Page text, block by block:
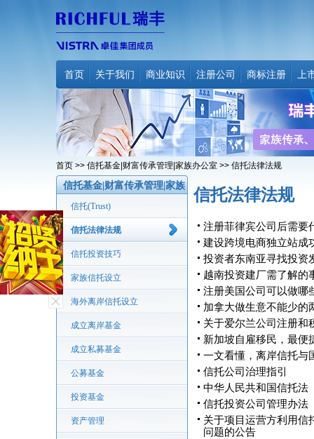
首页 关于我们 商业知识 注册公司 商标注册 上
首页 >> 信托基金|财富传承管理|家族办公室 >> 信托法律法规
信托基金|财富传承管理|家族
办公室
信托(Trust)
信托法律法规
信托投资技巧
家族信托设立
海外离岸信托设立
成立离岸基金
成立私募基金
公募基金
投资基金
资产管理
信托法律法规
注册菲律宾公司后需要
建设跨境电商独立站成
投资者东南亚寻找投资
越南投资建厂需了解的
注册美国公司可以做哪
加拿大做生意不能少的
关于爱尔兰公司注册和
新加坡自雇移民，最便
一文看懂，离岸信托与
信托公司治理指引
中华人民共和国信托法
信托投资公司管理办法
关于项目运营方利用信
问题的公告